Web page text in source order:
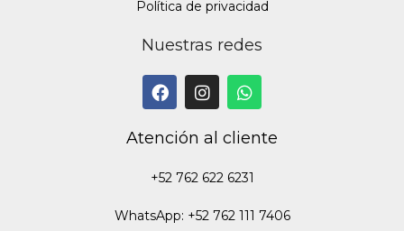
Política de privacidad
Nuestras redes
Atención al cliente
+52 762 622 6231
WhatsApp: +52 762 111 7406